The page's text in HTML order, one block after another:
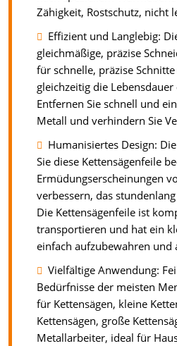
Zähigkeit, Rostschutz, nicht
Effizient und Langlebig:
gleichmäßige, präzise
für schnelle, präzise
gleichzeitig die
Entfernen Sie schnell und
Metall und verhindern Sie
Humanisiertes Design:
Sie diese Kettensägenfeile
Ermüdungserscheinungen
verbessern, das
Die Kettensägenfeile ist
transportieren und hat ein
einfach aufzubewahren und
Vielfältige Anwendung:
Bedürfnisse der meisten
für Kettensägen, kleine
Kettensägen, große
Metallarbeiter, ideal für